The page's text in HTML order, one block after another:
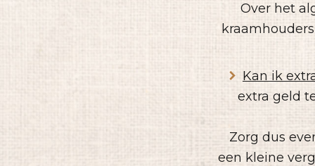
Over het
Kan ik
extra geld
Zorg dus
een kleine